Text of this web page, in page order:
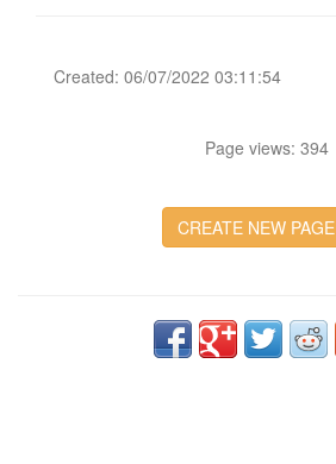
Created: 06/07/2022 03:11:54
Page views: 394
CREATE NEW PAGE